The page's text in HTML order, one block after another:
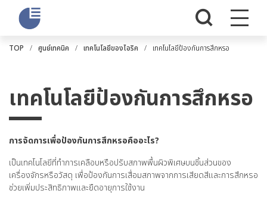
TOP ศูนย์เทคนิค เทคโนโลยีของไอริค เทคโนโลยีป้องกันการสึกหรอ
เทคโนโลยีป้องกันการสึกหรอ
การจัดการเพื่อป้องกันการสึกหรอคืออะไร?
เป็นเทคโนโลยีที่ทำการเคลือบหรือปรับสภาพพื้นผิวพิเศษบนชิ้นส่วนของ
เครื่องจักรหรือวัสดุ เพื่อป้องกันการเสื่อมสภาพจากการเสียดสีและการสึกหรอ
ช่วยเพิ่มประสิทธิภาพและยืดอายุการใช้งาน